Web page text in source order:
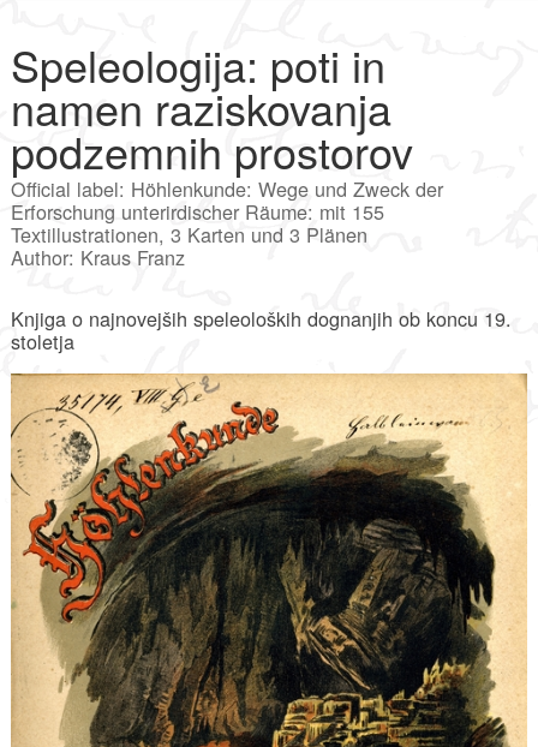
Speleologija: poti in
namen raziskovanja
podzemnih prostorov
Official label: Höhlenkunde: Wege und Zweck der
Erforschung unterirdischer Räume: mit 155
Textillustrationen, 3 Karten und 3 Plänen
Author: Kraus Franz
Knjiga o najnovejših speleoloških dognanjih ob koncu 19.
stoletja